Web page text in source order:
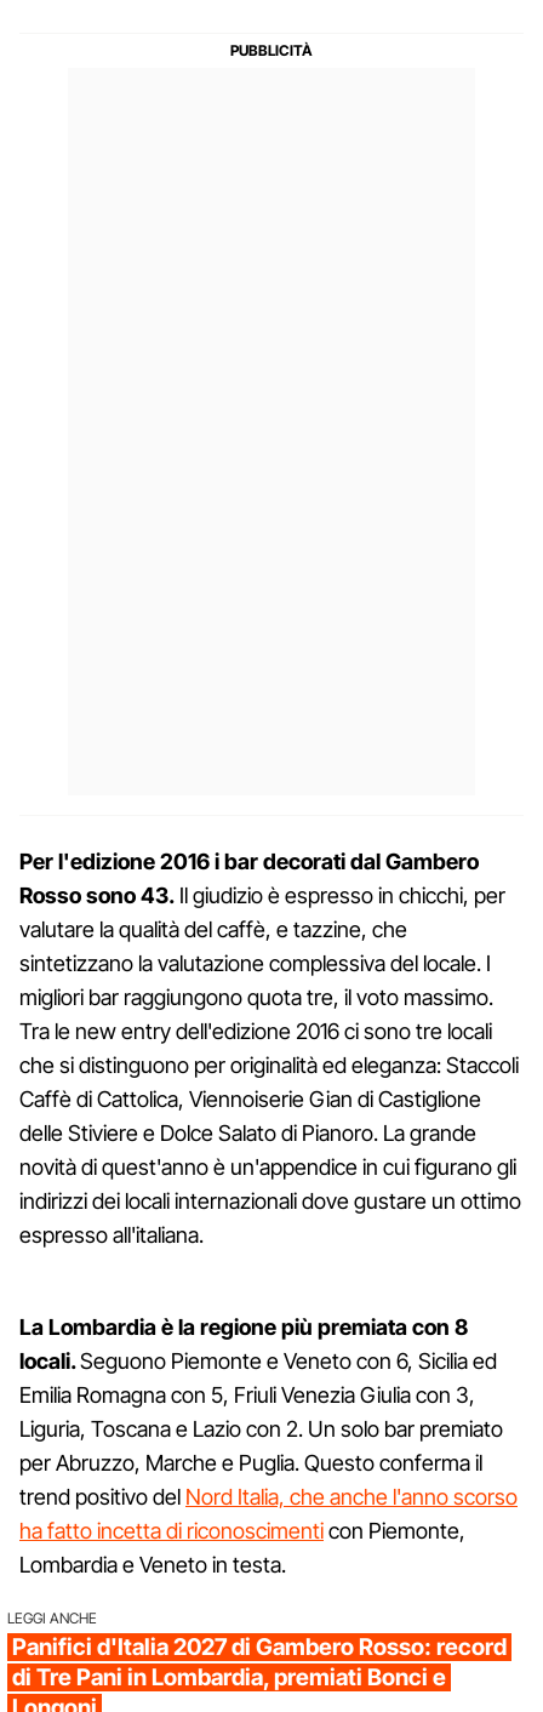
Per l'edizione 2016 i bar decorati dal Gambero
Rosso sono 43. Il giudizio è espresso in chicchi, per
valutare la qualità del caffè, e tazzine, che
sintetizzano la valutazione complessiva del locale. I
migliori bar raggiungono quota tre, il voto massimo.
Tra le new entry dell'edizione 2016 ci sono tre locali
che si distinguono per originalità ed eleganza: Staccoli
Caffè di Cattolica, Viennoiserie Gian di Castiglione
delle Stiviere e Dolce Salato di Pianoro. La grande
novità di quest'anno è un'appendice in cui figurano gli
indirizzi dei locali internazionali dove gustare un ottimo
espresso all'italiana.
La Lombardia è la regione più premiata con 8
locali.Seguono Piemonte e Veneto con 6, Sicilia ed
Emilia Romagna con 5, Friuli Venezia Giulia con 3,
Liguria, Toscana e Lazio con 2. Un solo bar premiato
per Abruzzo, Marche e Puglia. Questo conferma il
trend positivo del Nord Italia, che anche l'anno scorso
ha fatto incetta di riconoscimenticon Piemonte,
Lombardia e Veneto in testa.
LEGGI ANCHE
Panifici d'Italia 2027 di Gambero Rosso: record
di Tre Pani in Lombardia, premiati Bonci e